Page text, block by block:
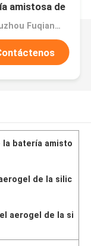
amistosa de
Precio：Fuzhou Fuqiang Precision Co.,Ltd.
batería amisto
de la silic
aerogel de la si